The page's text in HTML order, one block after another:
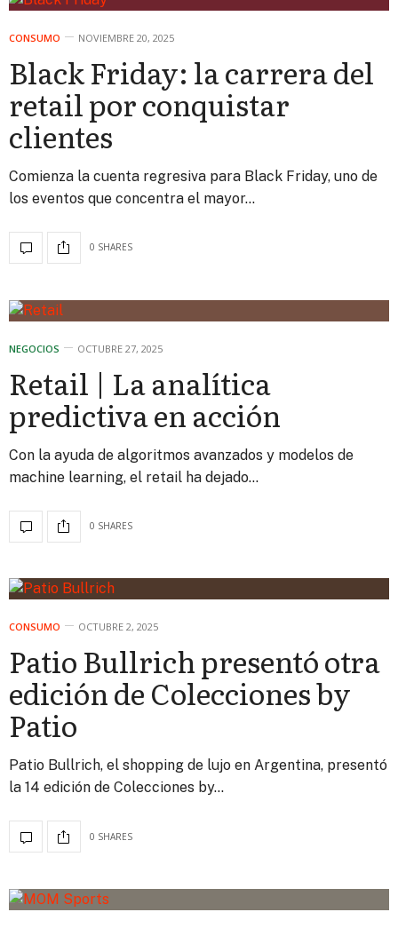
CONSUMO NOVIEMBRE 20, 2025
Black Friday: la carrera del
retail por conquistar
clientes
Comienza la cuenta regresiva para Black Friday, uno de
los eventos que concentra el mayor…
0 SHARES
NEGOCIOS OCTUBRE 27, 2025
Retail | La analítica
predictiva en acción
Con la ayuda de algoritmos avanzados y modelos de
machine learning, el retail ha dejado…
0 SHARES
CONSUMO OCTUBRE 2, 2025
Patio Bullrich presentó otra
edición de Colecciones by
Patio
Patio Bullrich, el shopping de lujo en Argentina, presentó
la 14 edición de Colecciones by…
0 SHARES